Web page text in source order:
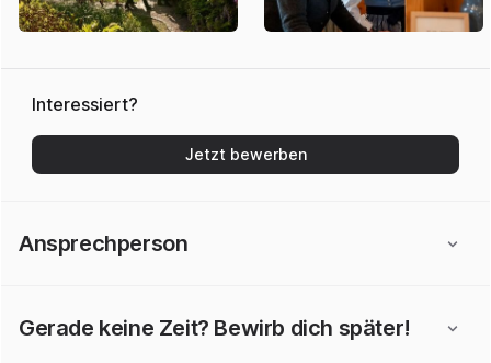
Interessiert?
Jetzt bewerben
Ansprechperson
Gerade keine Zeit? Bewirb dich später!